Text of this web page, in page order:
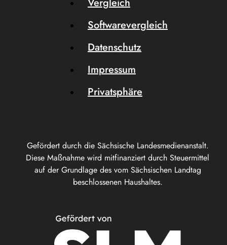
Gefördert durch die Sächsische Landesmedienanstalt.
Diese Maßnahme wird mitfinanziert durch Steuermittel
auf der Grundlage des vom Sächsischen Landtag
beschlossenen Haushaltes.
Vergleich
Softwarevergleich
Datenschutz
Impressum
Privatsphäre